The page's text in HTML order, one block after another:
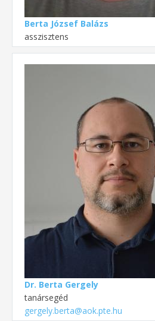
Berta József Balázs
asszisztens
Dr. Berta Gergely
tanársegéd
gergely.berta@aok.pte.hu